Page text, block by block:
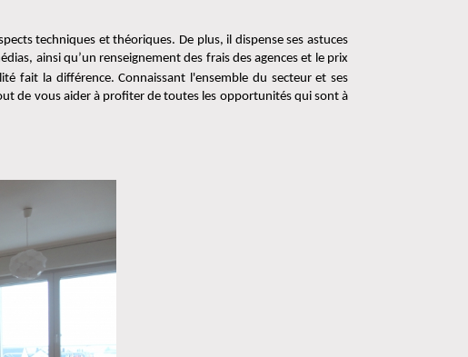
techniques et théoriques. De plus, il dispense ses astuces
ainsi qu’un renseignement des frais des agences et le prix
fait la différence. Connaissant l'ensemble du secteur et ses
de vous aider à profiter de toutes les opportunités qui sont à